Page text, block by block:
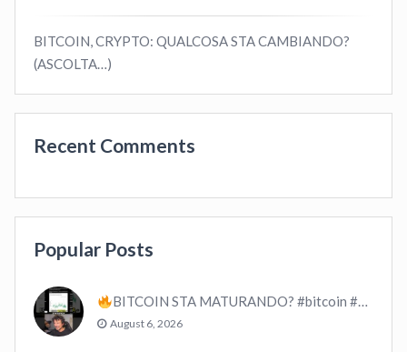
BITCOIN, CRYPTO: QUALCOSA STA CAMBIANDO?
(ASCOLTA…)
Recent Comments
Popular Posts
BITCOIN STA MATURANDO? #bitcoin #crypto #trading
August 6, 2026